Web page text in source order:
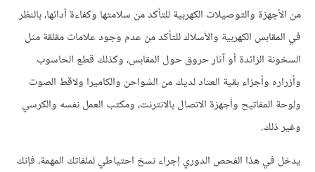
من الأجهزة والتوصيلات الكهربية للتأكد من سلامتها وكفاءة أدائها، بالنظر
في المقابس الكهربية والأسلاك للتأكد من عدم وجود علامات مقلقة مثل
السخونة الزائدة أو آثار حروق حول المقابس، وكذلك قطع الحاسوب
وأزراره وأجزاء بقية العتاد لديك من الشواحن والكاميرا ولاقط الصوت
ولوحة المفاتيح وأجهزة الاتصال بالانترنت، ومكتب العمل نفسه والكرسي
وغير ذلك.
يدخل في هذا الفحص الدوري إجراء نسخ احتياطي لملفاتك المهمة، فإنك